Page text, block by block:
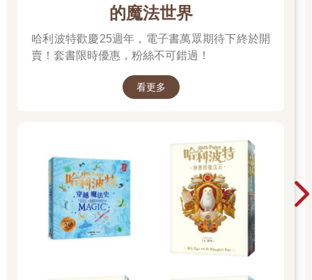
免投資，免面談，輕鬆擁有居留權。
六百坪花園別墅土地，只須臺幣五十五萬元，再送您貝里斯居留
他買了張世界地圖，在加勒比海附近找到了貝里斯這個國家，用
綠色螢光筆圈了起來。看著這塊陌生的土地，他的眼神迷離，嘴
灣少數的邦交國之一。妳看，貝里斯距離美國不遠，又是英語系
國家，像我們這種沒有錢、沒有技術移民到美國加拿大的人，現
在居然有這個這麼好的選項，根本像做夢一樣。」
他低頭繼續對著我說：「誰說沒有錢就不能做移民夢？可可妳要
知道，老天若關了一扇門，就會打開另一扇窗。沒有錢沒關係，
有靈活變通的腦袋更重要。貝里斯跟夏威夷有什麼不一樣嗎？沒
有嘛！都是陽光沙灘和仙人掌。我們去度假個幾年，等妳把英文
練好，就能去美國上大學了。哈佛啊、耶魯啊，妳想去哪裡就去
那陣子，家裡難得彌漫著一股難得的幸福氣氛。但在學校裡，同
的魔法世界
哈利波特歡慶25週年，電子書萬眾期待下終於開
賣！套書限時優惠，粉絲不可錯過！
看更多